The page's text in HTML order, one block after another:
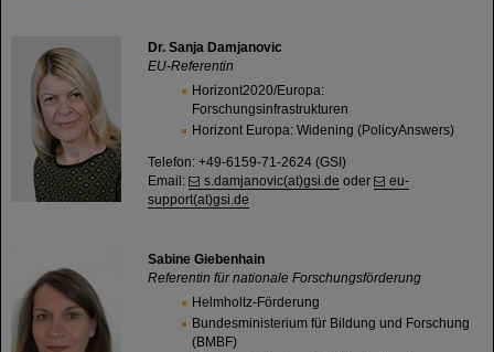
Dr. Sanja Damjanovic
EU-Referentin
Horizont2020/Europa:
Forschungsinfrastrukturen
Horizont Europa: Widening (PolicyAnswers)
Telefon: +49-6159-71-2624 (GSI)
Email:
s.damjanovic(at)gsi.de oder
eu-
support(at)gsi.de
Sabine Giebenhain
Referentin für nationale Forschungsförderung
Helmholtz-Förderung
Bundesministerium für Bildung und Forschung
(BMBF)